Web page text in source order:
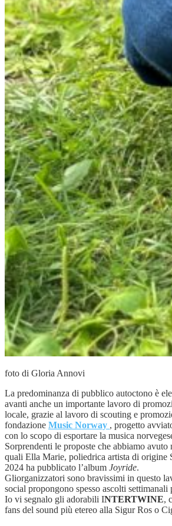
foto di Gloria Annovi
La predominanza di pubblico autoctono è
avanti anche un importante lavoro di
locale, grazie al lavoro di scouting e
fondazione Music Norway , progetto
con lo scopo di esportare la musica
Sorprendenti le proposte che abbiamo avuto
quali Ella Marie, poliedrica artista di origine
2024 ha pubblicato l’album Joyride.
Gliorganizzatori sono bravissimi in questo
social propongono spesso ascolti settimanali
Io vi segnalo gli adorabili INTERTWINE,
fans del sound più etereo alla Sigur Ros o